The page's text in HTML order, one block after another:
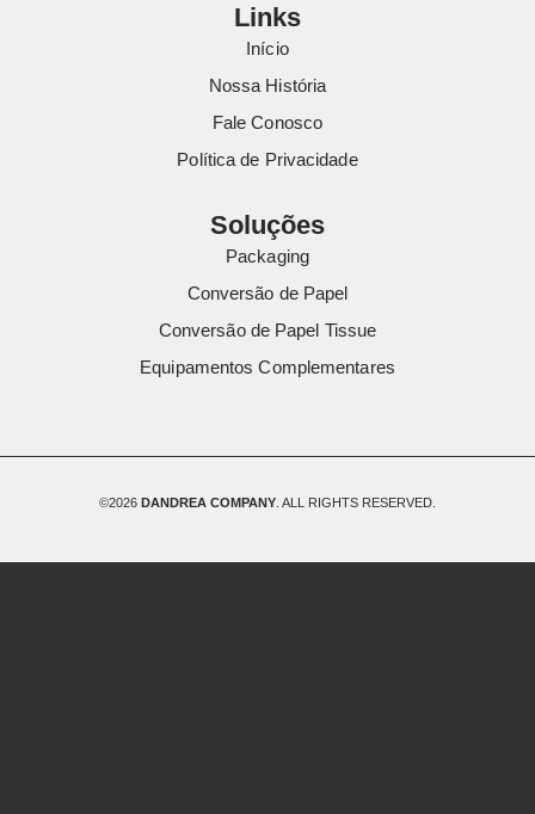
Links
Início
Nossa História
Fale Conosco
Política de Privacidade
Soluções
Packaging
Conversão de Papel
Conversão de Papel Tissue
Equipamentos Complementares
©2026 DANDREA COMPANY . ALL RIGHTS RESERVED.